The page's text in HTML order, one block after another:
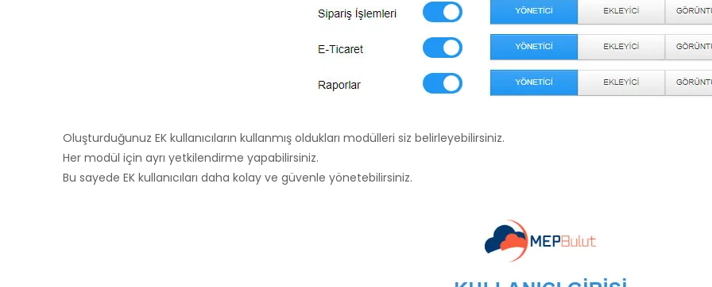
Oluşturduğunuz EK kullanıcıların kullanmış oldukları modülleri siz belirleyebilirsiniz.
Her modül için ayrı yetkilendirme yapabilirsiniz.
Bu sayede EK kullanıcıları daha kolay ve güvenle yönetebilirsiniz.